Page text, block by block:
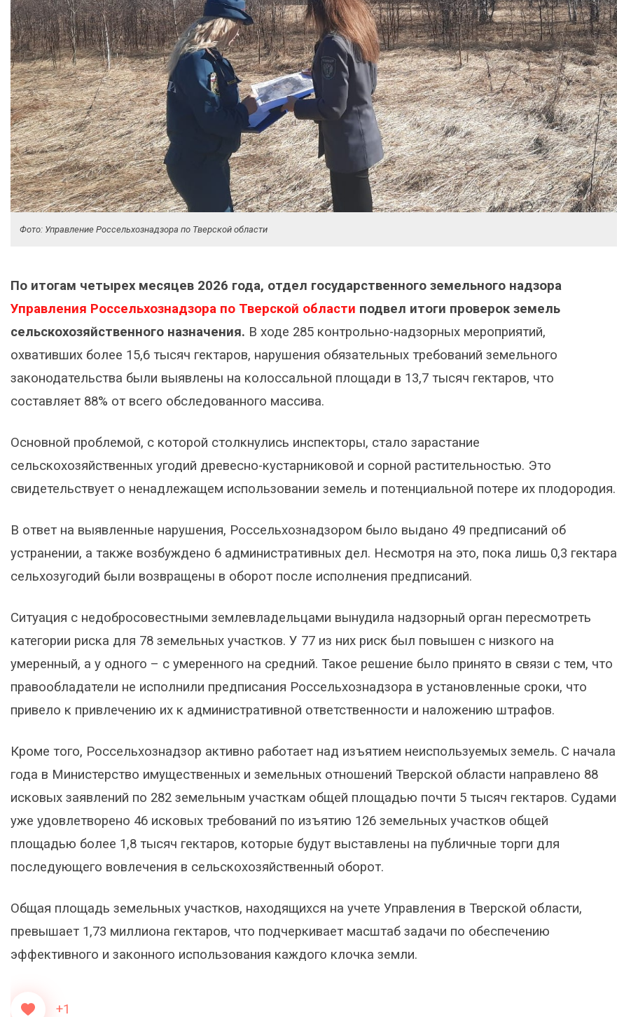
Фото: Управление Россельхознадзора по Тверской области
По итогам четырех месяцев 2026 года, отдел государственного земельного надзора
Управления Россельхознадзора по Тверской области подвел итоги проверок земель
сельскохозяйственного назначения. В ходе 285 контрольно-надзорных мероприятий,
охвативших более 15,6 тысяч гектаров, нарушения обязательных требований земельного
законодательства были выявлены на колоссальной площади в 13,7 тысяч гектаров, что
составляет 88% от всего обследованного массива.
Основной проблемой, с которой столкнулись инспекторы, стало зарастание
сельскохозяйственных угодий древесно-кустарниковой и сорной растительностью. Это
свидетельствует о ненадлежащем использовании земель и потенциальной потере их плодородия.
В ответ на выявленные нарушения, Россельхознадзором было выдано 49 предписаний об
устранении, а также возбуждено 6 административных дел. Несмотря на это, пока лишь 0,3 гектара
сельхозугодий были возвращены в оборот после исполнения предписаний.
Ситуация с недобросовестными землевладельцами вынудила надзорный орган пересмотреть
категории риска для 78 земельных участков. У 77 из них риск был повышен с низкого на
умеренный, а у одного – с умеренного на средний. Такое решение было принято в связи с тем, что
правообладатели не исполнили предписания Россельхознадзора в установленные сроки, что
привело к привлечению их к административной ответственности и наложению штрафов.
Кроме того, Россельхознадзор активно работает над изъятием неиспользуемых земель. С начала
года в Министерство имущественных и земельных отношений Тверской области направлено 88
исковых заявлений по 282 земельным участкам общей площадью почти 5 тысяч гектаров. Судами
уже удовлетворено 46 исковых требований по изъятию 126 земельных участков общей
площадью более 1,8 тысяч гектаров, которые будут выставлены на публичные торги для
последующего вовлечения в сельскохозяйственный оборот.
Общая площадь земельных участков, находящихся на учете Управления в Тверской области,
превышает 1,73 миллиона гектаров, что подчеркивает масштаб задачи по обеспечению
эффективного и законного использования каждого клочка земли.
+1